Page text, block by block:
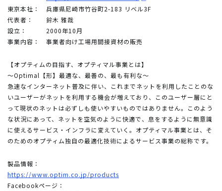
東京本社：
兵庫県尼崎市竹谷町2-183 リベル3F
代表者：
鈴木 雅哉
設立：
2000年10月
事業内容：
事業者向け工場用間接資材の販売
【オプティムの目指す、オプティマル事業とは】
～Optimal【形】最適な、最善の、最も有利な～
急速なインターネット普及に伴い、これまでネットを利用したことのな
いユーザーがネットを利用する機会が増えており、このユーザー層にと
って現状のネットは必ずしも使いやすいものではありません。このよう
な状況にあって、ネットを空気のように快適で、息をするように無意識
に使えるサービス・インフラに変えていく。オプティマル事業とは、そ
のためのオプティム独自の最適化技術によるサービス事業の総称です。
製品情報：
https://www.optim.co.jp/products
Facebookページ：